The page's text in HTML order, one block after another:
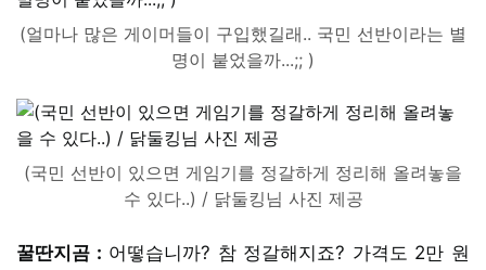
(얼마나 많은 게이머들이 구입했길래.. 국민 선반이라는 별
명이 붙었을까...;; )
(국민 선반이 있으면 게임기를 정갈하게 정리해 올려놓을
수 있다..) / 닭둘킹님 사진 제공
꿀딴지곰 : 어떻습니까? 참 정갈해지죠? 가격도 2만 원